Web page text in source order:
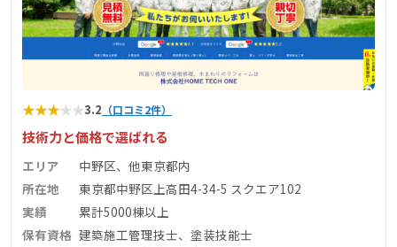
★★★★★3.2 （口コミ2件）
技術力と価格で選ばれる
エリア
中野区、他東京都内
所在地
東京都中野区上高田4-34-5 スクエア102
実績
累計5000棟以上
保有資格 建築施工管理技士、塗装技能士